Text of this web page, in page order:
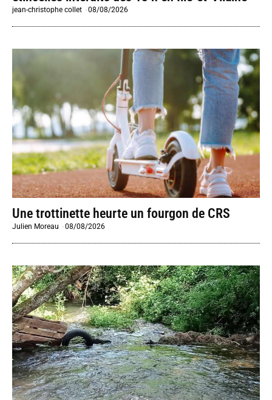
jean-christophe collet -08/08/2026
Une trottinette heurte un fourgon de CRS
Julien Moreau -08/08/2026